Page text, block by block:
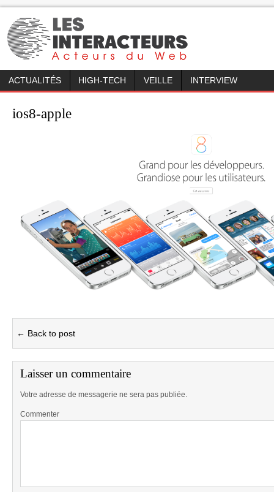
ACTUALITÉS HIGH-TECH VEILLE INTERVIEW
ios8-apple
← Back to post
Laisser un commentaire
Votre adresse de messagerie ne sera pas publiée.
Commenter